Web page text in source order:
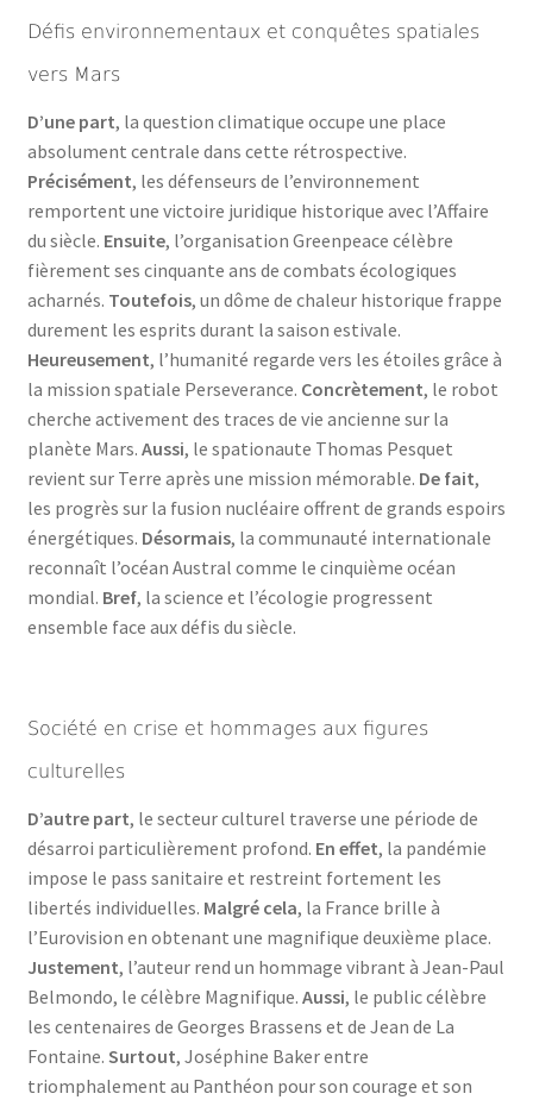
Défis environnementaux et conquêtes spatiales
vers Mars
D’une part, la question climatique occupe une place
absolument centrale dans cette rétrospective.
Précisément, les défenseurs de l’environnement
remportent une victoire juridique historique avec l’Affaire
du siècle. Ensuite, l’organisation Greenpeace célèbre
fièrement ses cinquante ans de combats écologiques
acharnés. Toutefois, un dôme de chaleur historique frappe
durement les esprits durant la saison estivale.
Heureusement, l’humanité regarde vers les étoiles grâce à
la mission spatiale Perseverance. Concrètement, le robot
cherche activement des traces de vie ancienne sur la
planète Mars. Aussi, le spationaute Thomas Pesquet
revient sur Terre après une mission mémorable. De fait,
les progrès sur la fusion nucléaire offrent de grands espoirs
énergétiques. Désormais, la communauté internationale
reconnaît l’océan Austral comme le cinquième océan
mondial. Bref, la science et l’écologie progressent
ensemble face aux défis du siècle.
Société en crise et hommages aux figures
culturelles
D’autre part, le secteur culturel traverse une période de
désarroi particulièrement profond. En effet, la pandémie
impose le pass sanitaire et restreint fortement les
libertés individuelles. Malgré cela, la France brille à
l’Eurovision en obtenant une magnifique deuxième place.
Justement, l’auteur rend un hommage vibrant à Jean-Paul
Belmondo, le célèbre Magnifique. Aussi, le public célèbre
les centenaires de Georges Brassens et de Jean de La
Fontaine. Surtout, Joséphine Baker entre
triomphalement au Panthéon pour son courage et son